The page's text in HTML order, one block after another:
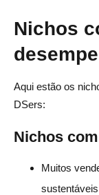
Nichos
Aqui estão os
DSers:
Nichos
Muitos